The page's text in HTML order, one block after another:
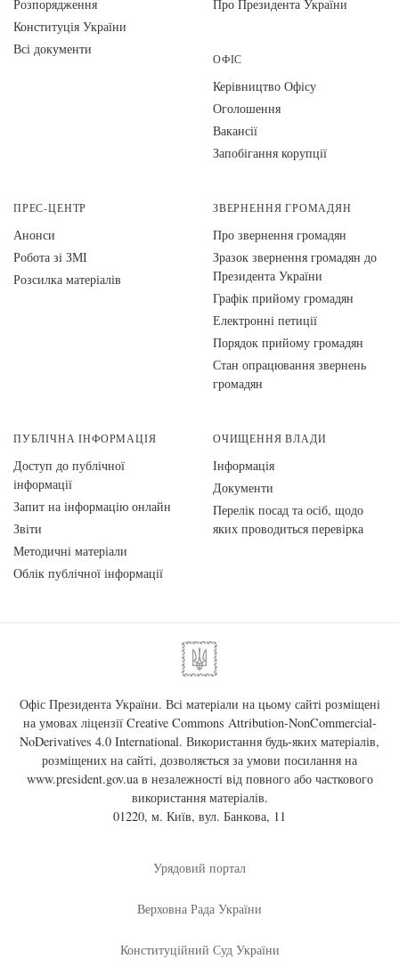
Розпорядження
Конституція України
Всі документи
Про Президента України
ОФІС
Керівництво Офісу
Оголошення
Вакансії
Запобігання корупції
ПРЕС-ЦЕНТР
Анонси
Робота зі ЗМІ
Розсилка матеріалів
ЗВЕРНЕННЯ ГРОМАДЯН
Про звернення громадян
Зразок звернення громадян до
Президента України
Графік прийому громадян
Електронні петиції
Порядок прийому громадян
Стан опрацювання звернень
громадян
ПУБЛІЧНА ІНФОРМАЦІЯ
Доступ до публічної
інформації
Запит на інформацію онлайн
Звіти
Методичні матеріали
Облік публічної інформації
ОЧИЩЕННЯ ВЛАДИ
Інформація
Документи
Перелік посад та осіб, щодо
яких проводиться перевірка
Офіс Президента України. Всі матеріали на цьому сайті розміщені
на умовах ліцензії Creative Commons Attribution-NonCommercial-
NoDerivatives 4.0 International. Використання будь-яких матеріалів,
розміщених на сайті, дозволяється за умови посилання на
www.president.gov.uaв незалежності від повного або часткового
використання матеріалів.
01220, м. Київ, вул. Банкова, 11
Урядовий портал
Верховна Рада України
Конституційний Суд України